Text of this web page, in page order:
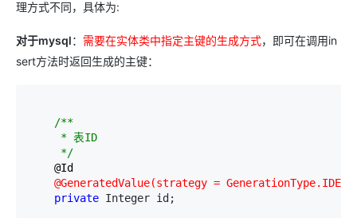
理方式不同，具体为:
对于mysql： 需要在实体类中指定主键的生成方式，即可在调用in
sert方法时返回生成的主键：
/**
     * 表ID
*/
    @Id
@GeneratedValue(strategy =
private Integer id;